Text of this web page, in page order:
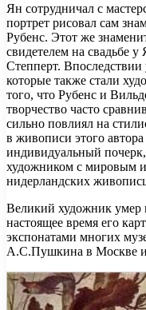
Ян сотрудничал с
портрет рисовал сам
Рубенс. Этот же
свидетелем на свадьбе
Степперт.
которые также стали
того, что Рубенс и
творчество часто
сильно повлиял на
в живописи этого
индивидуальный
художником с мировым
нидерландских
Великий художник умер
настоящее время его
экспонатами многих
А.С.Пушкина в Москве и